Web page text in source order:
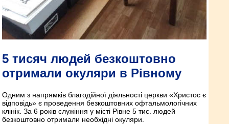
5 тисяч людей безкоштовно
отримали окуляри в Рівному
Одним з напрямків благодійної діяльності церкви «Христос є
відповідь» є проведення безкоштовних офтальмологічних
клінік. За 6 років служіння у місті Рівне 5 тис. людей
безкоштовно отримали необхідні окуляри.